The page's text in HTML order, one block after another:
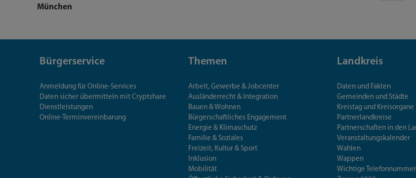
München
Bürgerservice
Anmeldung für Online-Services
Daten sicher übermitteln mit Cryptshare
Dienstleistungen
Online-Terminvereinbarung
Themen
Arbeit, Gewerbe & Jobcenter
Ausländerrecht & Integration
Bauen & Wohnen
Bürgerschaftliches Engagement
Energie & Klimaschutz
Familie & Soziales
Freizeit, Kultur & Sport
Inklusion
Mobilität
Landkreis
Daten und Fakten
Gemeinden und Städte
Kreistag und Kreisorgane
Partnerlandkreise
Partnerschaften in den
Veranstaltungskalender
Wahlen
Wappen
Wichtige